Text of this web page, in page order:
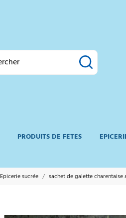
PRODUITS DE FETES
Epicerie sucrée sachet de galette